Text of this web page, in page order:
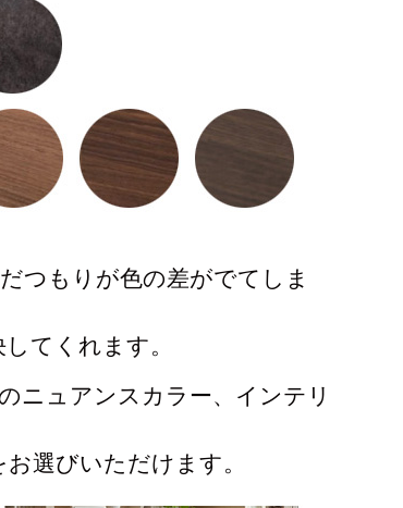
つもりが色の差がでてしま
てくれます。
ニュアンスカラー、インテリ
選びいただけます。